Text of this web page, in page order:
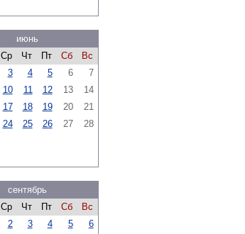
июнь
Ср Чт Пт Сб
Вс
3 4 5 6
7
10 11 12 13
14
17 18 19 20
21
24 25 26 27
28
сентябрь
Ср Чт Пт Сб
Вс
2 3 4 5
6